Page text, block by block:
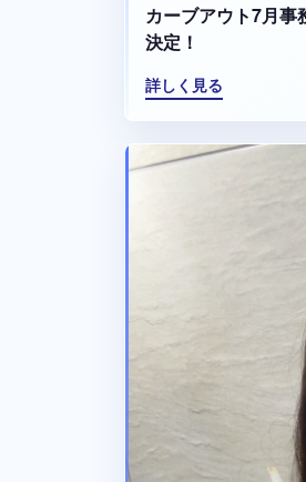
カーブアウト7月事
決定！
詳しく見る